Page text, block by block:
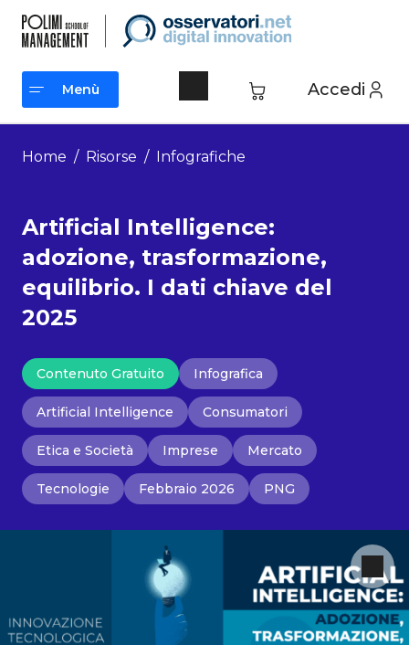
contenuto
Accedi
Menù
Menù
Home / Risorse / Infografiche
Artificial Intelligence:
adozione, trasformazione,
equilibrio. I dati chiave del
2025
Contenuto Gratuito Infografica
Artificial Intelligence Consumatori
Etica e Società Imprese Mercato
Tecnologie Febbraio 2026 PNG